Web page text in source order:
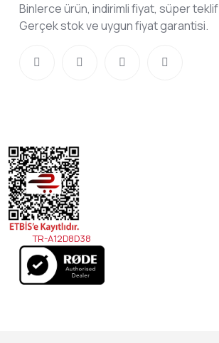
Binlerce ürün, indirimli fiyat, süper teklif
Gerçek stok ve uygun fiyat garantisi.
TR-A12D8D38